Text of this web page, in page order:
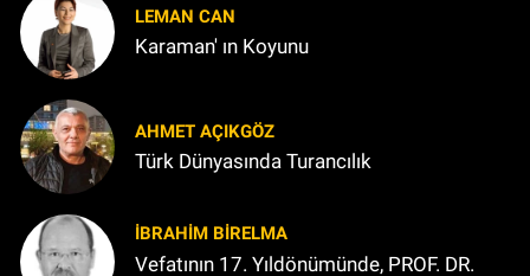
LEMAN CAN
Karaman' ın Koyunu
AHMET AÇIKGÖZ
Türk Dünyasında Turancılık
İBRAHIM BİRELMA
Vefatının 17. Yıldönümünde, PROF. DR.